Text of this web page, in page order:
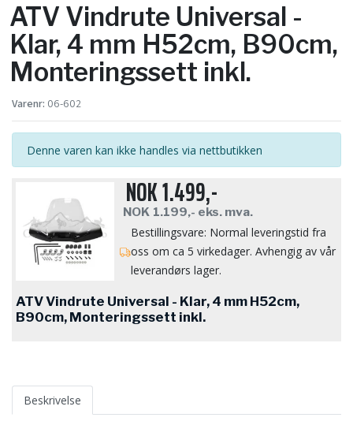
ATV Vindrute Universal -
Klar, 4 mm H52cm, B90cm,
Monteringssett inkl.
Varenr: 06-602
Denne varen kan ikke handles via nettbutikken
NOK1.499,-
NOK 1.199,- eks. mva.
Bestillingsvare: Normal leveringstid fra
oss om ca 5 virkedager. Avhengig av vår
leverandørs lager.
ATV Vindrute Universal - Klar, 4 mm H52cm,
B90cm, Monteringssett inkl.
Beskrivelse